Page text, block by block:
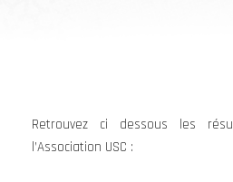
Retrouvez ci dessous les
l’Association USC :